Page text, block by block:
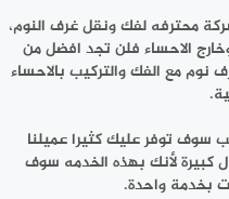
محترفه لفك ونقل غرف النوم،
الاحساء فلن تجد افضل من
مع الفك والتركيب بالاحساء
سوف توفر عليك كثيرا عميلنا
كبيرة لأنك بهذه الخدمه سوف
بخدمة واحدة.